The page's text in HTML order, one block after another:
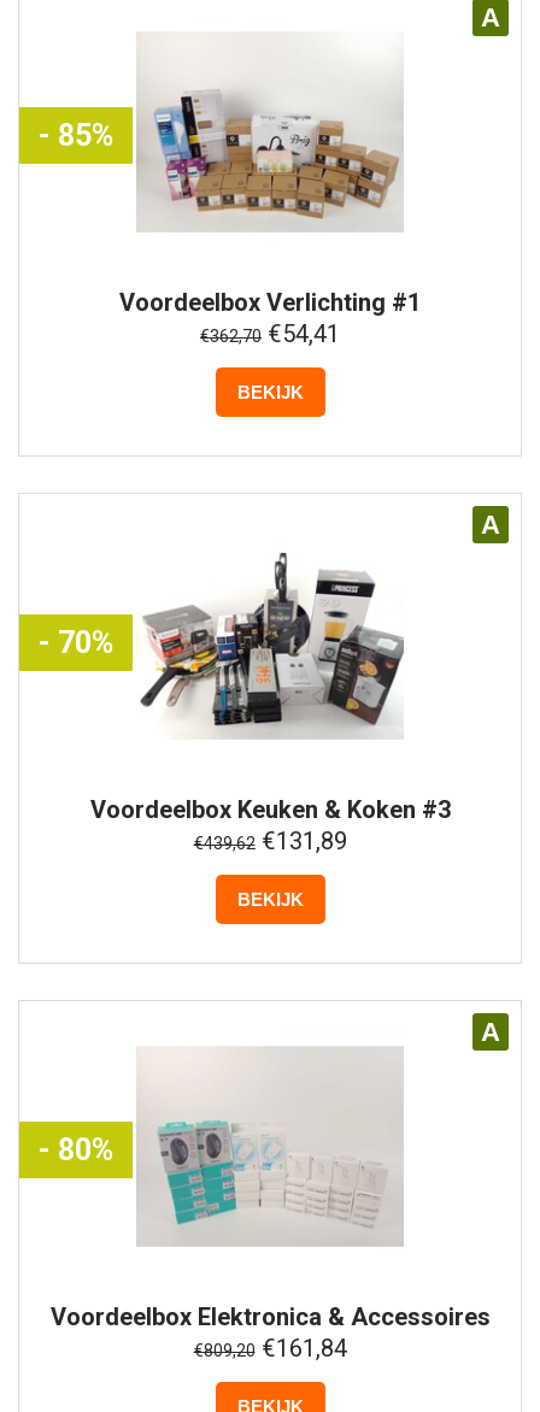
A
- 85%
Voordeelbox Verlichting #1
€362,70 €54,41
BEKIJK
A
- 70%
VoordeelboxKeuken & Koken #3
€439,62€131,89
BEKIJK
A
- 80%
VoordeelboxElektronica & Accessoires
#10
€809,20€161,84
BEKIJK